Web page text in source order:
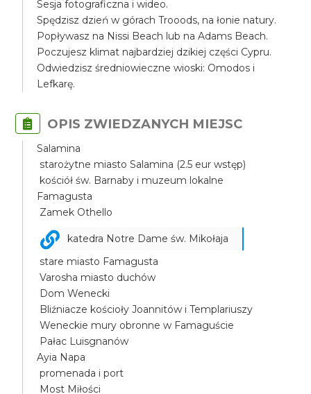
Sesja fotograficzna i wideo.
Spędzisz dzień w górach Trooods, na łonie natury.
Popływasz na Nissi Beach lub na Adams Beach.
Poczujesz klimat najbardziej dzikiej części Cypru.
Odwiedzisz średniowieczne wioski: Omodos i
Lefkarę.
OPIS ZWIEDZANYCH MIEJSC
Salamina
starożytne miasto Salamina (2.5 eur wstęp)
kościół św. Barnaby i muzeum lokalne
Famagusta
Zamek Othello
katedra Notre Dame św. Mikołaja
stare miasto Famagusta
Varosha miasto duchów
Dom Wenecki
Bliźniacze kościoły Joannitów i Templariuszy
Weneckie mury obronne w Famaguście
Pałac Luisgnanów
Ayia Napa
promenada i port
Most Miłości